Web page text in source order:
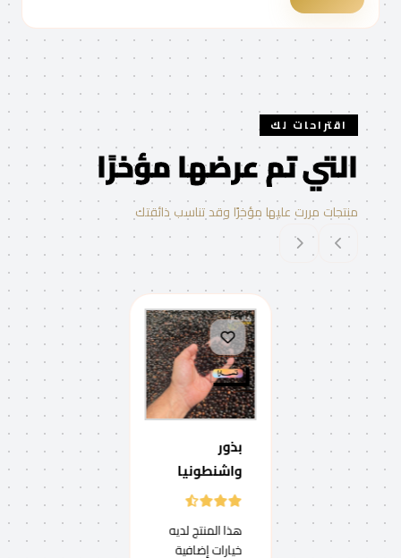
اقتراحات لك
التي تم عرضها مؤخرًا
منتجات مررت عليها مؤخرًا وقد تناسب ذائقتك
بذور
واشنطونيا
هذا المنتج لديه
خيارات إضافية